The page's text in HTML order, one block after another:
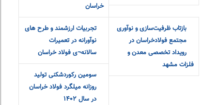
خراسان
بازتاب ظرفیت‌سازی و نوآوری
مجتمع فولادخراسان در
رویداد تخصصی معدن و
فلزات مشهد
تجربیات ارزشمند و طرح های
نوآورانه در تعمیرات
سالانه¬ی فولاد خراسان
سومین رکوردشکنی تولید
روزانه میلگرد فولاد خراسان
در سال ۱۴۰۲